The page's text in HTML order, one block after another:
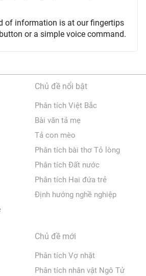
of information is at our fingertips
or a simple voice command.
Chủ đề nổi bật
Phân tích Việt Bắc
Bài văn tả mẹ
Tả con mèo
Phân tích bài thơ Tỏ lòng
Phân tích Đất nước
Phân tích Hai đứa trẻ
Định hướng nghề nghiệp
Chủ đề mới
Phân tích Vợ nhặt
Phân tích nhân vật Ngô Tử